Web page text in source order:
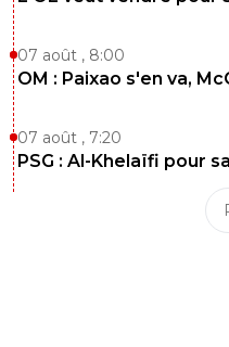
07 août , 8:00
OM : Paixao s'en va,
07 août , 7:20
PSG : Al-Khelaïfi pour